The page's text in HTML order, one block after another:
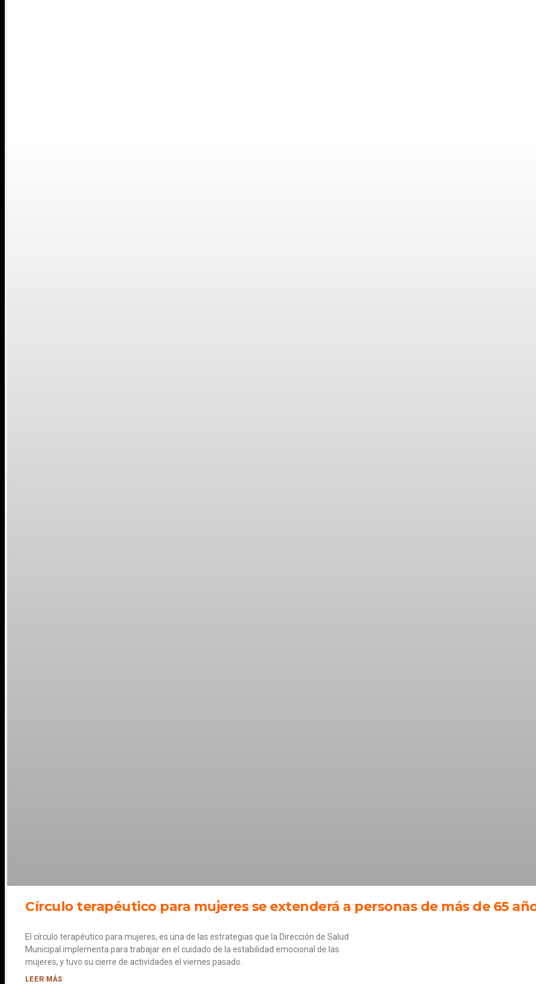
Círculo terapéutico para mujeres se extenderá a personas de más de 65
El círculo terapéutico para mujeres, es una de las estrategias que la Dirección de Salud
Municipal implementa para trabajar en el cuidado de la estabilidad emocional de las
mujeres, y tuvo su cierre de actividades el viernes pasado.
LEER MÁS